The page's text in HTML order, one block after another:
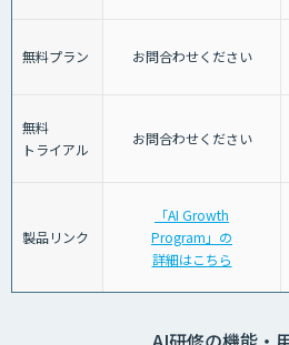
無料プラン お問合わせください
無料
トライアル
お問合わせください
製品リンク
「AI Growth
Program」の
詳細はこちら